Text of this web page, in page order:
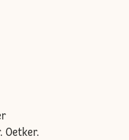
Oetker.